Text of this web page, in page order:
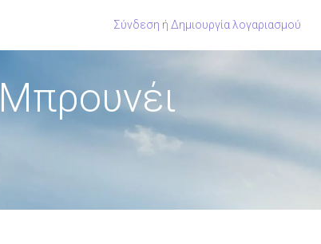
Σύνδεση ή Δημιουργία λογαριασμού